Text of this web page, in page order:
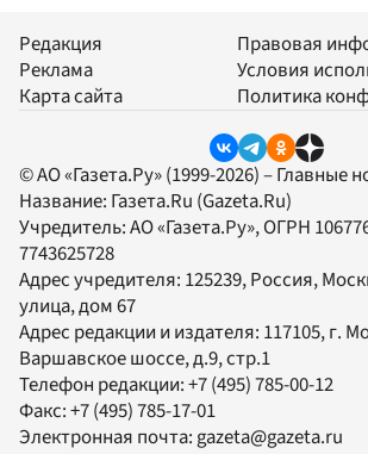
Редакция
Реклама
Карта сайта
Правовая
Условия
Политика
© АО «Газета.Ру» (1999-2026) – Главные
Название: Газета.Ru (Gazeta.Ru)
Учредитель:АО «Газета.Ру», ОГРН
7743625728
Адрес учредителя: 125239, Россия,
улица, дом 67
Адрес редакции и издателя: 117105, г.
Варшавское шоссе, д.9, стр.1
Телефон редакции:+7 (495) 785-00-12
Факс:+7 (495) 785-17-01
Электронная почта:gazeta@gazeta.ru